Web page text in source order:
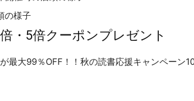
の様子
・5倍クーポンプレゼント